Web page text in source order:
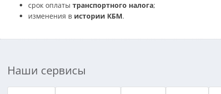
срок оплаты транспортного налога;
изменения в истории КБМ.
Наши сервисы